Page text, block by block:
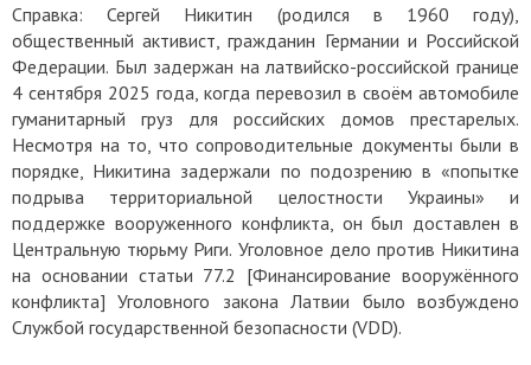
Справка: Сергей Никитин (родился в 1960 году),
общественный активист, гражданин Германии и Российской
Федерации. Был задержан на латвийско-российской границе
4 сентября 2025 года, когда перевозил в своём автомобиле
гуманитарный груз для российских домов престарелых.
Несмотря на то, что сопроводительные документы были в
порядке, Никитина задержали по подозрению в «попытке
подрыва территориальной целостности Украины» и
поддержке вооруженного конфликта, он был доставлен в
Центральную тюрьму Риги. Уголовное дело против Никитина
на основании статьи 77.2 [Финансирование вооружённого
конфликта] Уголовного закона Латвии было возбуждено
Службой государственной безопасности (VDD).